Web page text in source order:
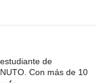
de
Con más de 10